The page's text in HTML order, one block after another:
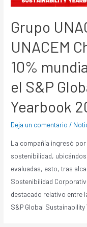
Grupo
UNACEM
10%
el S&P
Yearbook
Deja un comentario /
La compañía ingresó
sostenibilidad,
evaluadas, esto, tras
Sostenibilidad
destacado relativo entre
S&P Global Sustainability